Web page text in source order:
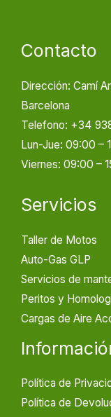
Contacto
Dirección: Camí
Barcelona
Telefono: +34
Lun-Jue: 09:00 –
Viernes: 09:00 –
Servicios
Taller de Motos
Auto-Gas GLP
Servicios de
Peritos y
Cargas de Aire
Política de
Política de